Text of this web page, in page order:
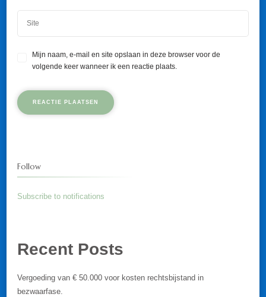
Mijn naam, e-mail en site opslaan in deze browser voor de
volgende keer wanneer ik een reactie plaats.
Follow
Subscribe to notifications
Recent Posts
Vergoeding van € 50.000 voor kosten rechtsbijstand in
bezwaarfase.